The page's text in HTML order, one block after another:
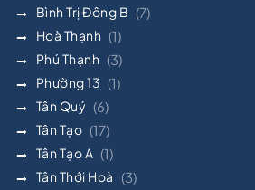
Bình Trị Đông B (7)
Hoà Thạnh (1)
Phú Thạnh (3)
Phường 13 (1)
Tân Quý (6)
Tân Tạo (17)
Tân Tạo A (1)
Tân Thới Hoà (3)